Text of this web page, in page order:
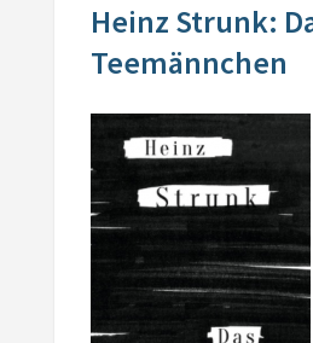
Heinz Strunk:
Teemännchen